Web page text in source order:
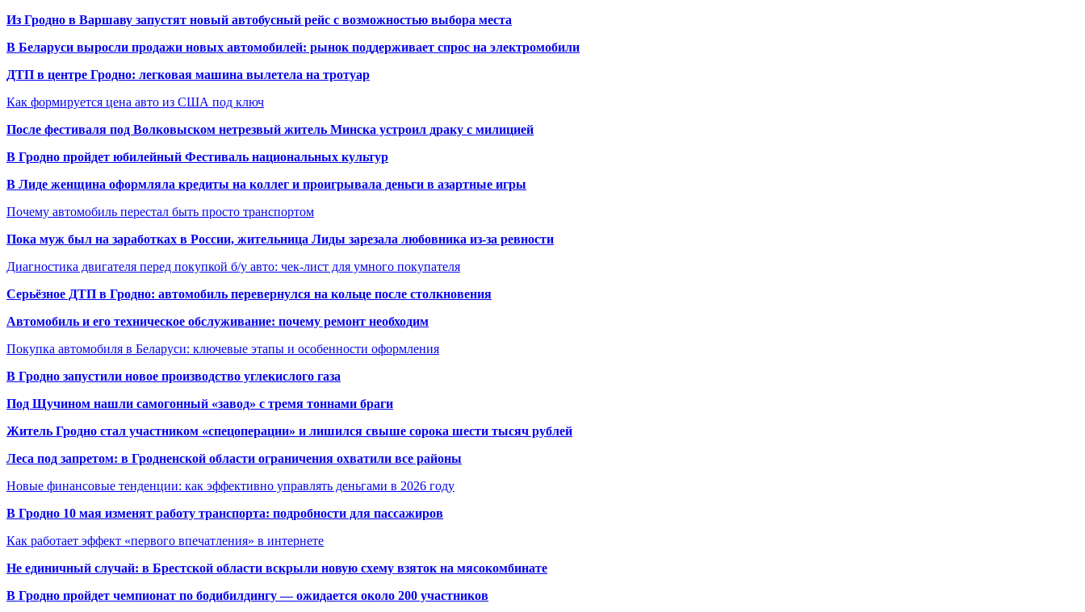
Из Гродно в Варшаву запустят новый автобусный рейс с возможностью выбора места
В Беларуси выросли продажи новых автомобилей: рынок поддерживает спрос на электромобили
ДТП в центре Гродно: легковая машина вылетела на тротуар
Как формируется цена авто из США под ключ
После фестиваля под Волковыском нетрезвый житель Минска устроил драку с милицией
В Гродно пройдет юбилейный Фестиваль национальных культур
В Лиде женщина оформляла кредиты на коллег и проигрывала деньги в азартные игры
Почему автомобиль перестал быть просто транспортом
Пока муж был на заработках в России, жительница Лиды зарезала любовника из-за ревности
Диагностика двигателя перед покупкой б/у авто: чек-лист для умного покупателя
Серьёзное ДТП в Гродно: автомобиль перевернулся на кольце после столкновения
Автомобиль и его техническое обслуживание: почему ремонт необходим
Покупка автомобиля в Беларуси: ключевые этапы и особенности оформления
В Гродно запустили новое производство углекислого газа
Под Щучином нашли самогонный «завод» с тремя тоннами браги
Житель Гродно стал участником «спецоперации» и лишился свыше сорока шести тысяч рублей
Леса под запретом: в Гродненской области ограничения охватили все районы
Новые финансовые тенденции: как эффективно управлять деньгами в 2026 году
В Гродно 10 мая изменят работу транспорта: подробности для пассажиров
Как работает эффект «первого впечатления» в интернете
Не единичный случай: в Брестской области вскрыли новую схему взяток на мясокомбинате
В Гродно пройдет чемпионат по бодибилдингу — ожидается около 200 участников